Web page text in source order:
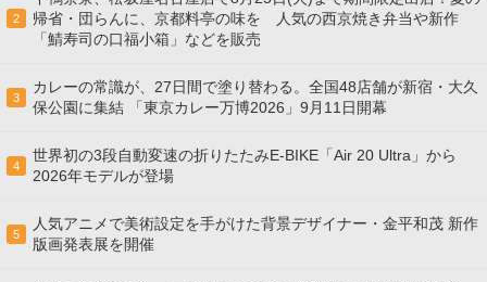
2
帰省・団らんに、京都料亭の味を 人気の西京焼き弁当や新作
「鯖寿司の口福小箱」などを販売
3
カレーの常識が、27日間で塗り替わる。全国48店舗が新宿・大久
保公園に集結 「東京カレー万博2026」9月11日開幕
4
世界初の3段自動変速の折りたたみE-BIKE「Air 20 Ultra」から
2026年モデルが登場
5
人気アニメで美術設定を手がけた背景デザイナー・金平和茂 新作
版画発表展を開催